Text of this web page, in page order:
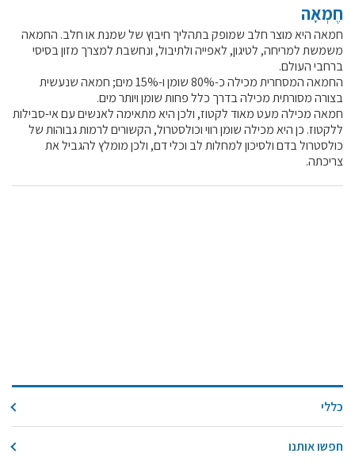
לאתר יצרני החלב
מחלקות המועצה, עיקרי עיסוקן
מפת הרפתות, הדירים והמחלבות
רשימת טלפונים – מועצת החלב
קול קורא ליצרנים חדשים – בקר / עיזים / כבשים
מכרזים
שעת סיפור
ראיונות
ערוץ היו-טיוב שלנו
חֶמְאָה
חמאה היא מוצר חלב שמופק בתהליך חיבוץ של שמנת או חלב. החמאה
משמשת למריחה, לטיגון, לאפייה ולתיבול, ונחשבת למצרך מזון בסיסי
ברחבי העולם.
החמאה המסחרית מכילה כ-80% שומן ו-15% מים; חמאה שנעשית
בצורה מסורתית מכילה בדרך כלל פחות שומן ויותר מים.
חמאה מכילה מעט מאוד לקטוז, ולכן היא מתאימה לאנשים עם אי-סבילות
ללקטוז. כן היא מכילה שומן רווי וכולסטרול, הקשורים לרמות גבוהות של
כולסטרול בדם ולסיכון למחלות לב וכלי דם, ולכן מומלץ להגביל את
צריכתה.
כללי
חפשו אותנו